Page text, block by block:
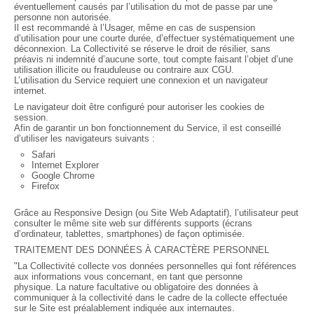
éventuellement causés par l’utilisation du mot de passe par une
personne non autorisée.
Il est recommandé à l’Usager, même en cas de suspension
d’utilisation pour une courte durée, d’effectuer systématiquement une
déconnexion. La Collectivité se réserve le droit de résilier, sans
préavis ni indemnité d’aucune sorte, tout compte faisant l’objet d’une
utilisation illicite ou frauduleuse ou contraire aux CGU.
L’utilisation du Service requiert une connexion et un navigateur
internet.
Le navigateur doit être configuré pour autoriser les cookies de
session.
Afin de garantir un bon fonctionnement du Service, il est conseillé
d’utiliser les navigateurs suivants :
Safari
Internet Explorer
Google Chrome
Firefox
Grâce au Responsive Design (ou Site Web Adaptatif), l’utilisateur peut
consulter le même site web sur différents supports (écrans
d’ordinateur, tablettes, smartphones) de façon optimisée.
TRAITEMENT DES DONNÉES À CARACTÈRE PERSONNEL
"La Collectivité collecte vos données personnelles qui font références
aux informations vous concernant, en tant que personne
physique. La nature facultative ou obligatoire des données à
communiquer à la collectivité dans le cadre de la collecte effectuée
sur le Site est préalablement indiquée aux internautes.